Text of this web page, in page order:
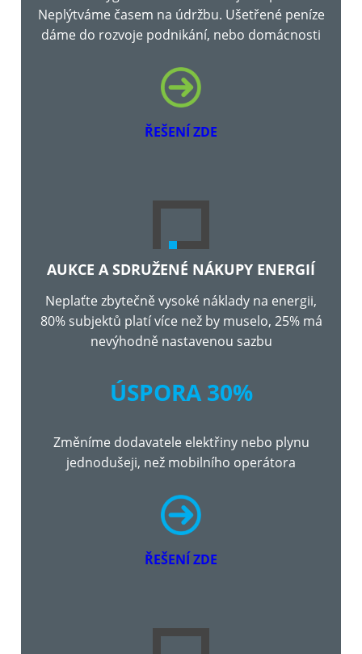
Neplýtváme časem na údržbu. Ušetřené peníze
dáme do rozvoje podnikání, nebo domácnosti
ŘEŠENÍ ZDE
AUKCE A SDRUŽENÉ NÁKUPY ENERGIÍ
Neplaťte zbytečně vysoké náklady na energii,
80% subjektů platí více než by muselo, 25% má
nevýhodně nastavenou sazbu
ÚSPORA 30%
Změníme dodavatele elektřiny nebo plynu
jednodušeji, než mobilního operátora
ŘEŠENÍ ZDE